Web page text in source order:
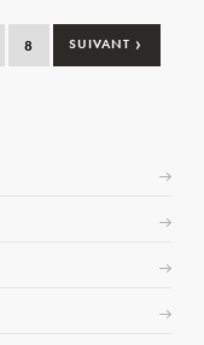
8 SUIVANT ›